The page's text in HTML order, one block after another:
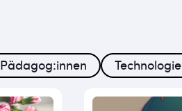
Pädagog:innen Technologie